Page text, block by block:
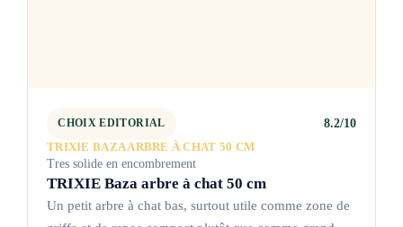
CHOIX EDITORIAL
8.2/10
TRIXIE BAZA ARBRE À CHAT 50 CM
Tres solide en encombrement
TRIXIE Baza arbre à chat 50 cm
Un petit arbre à chat bas, surtout utile comme zone de